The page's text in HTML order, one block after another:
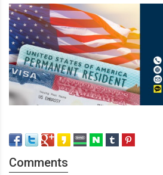
Comments